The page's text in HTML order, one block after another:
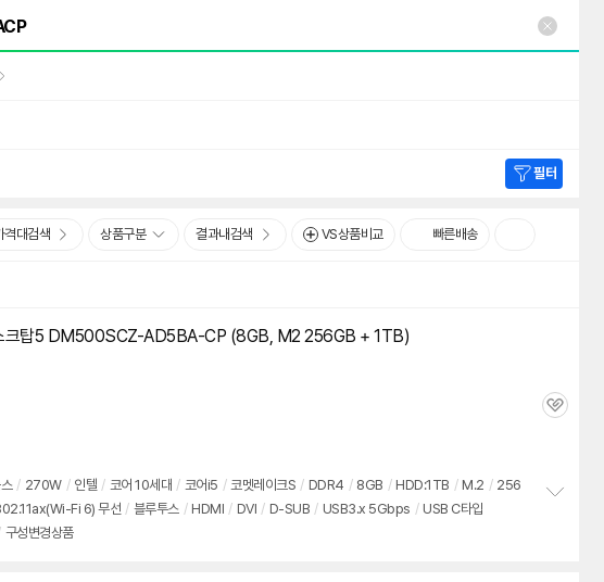
필터
격대검색 상품구분 결과내검색 VS상품비교 빠른배송
크탑5 DM500SCZ-AD5BA-CP (8GB, M2 256GB + 1TB)
관
/ 270W / 인텔 / 코어 10세대 / 코어i5 / 코멧레이크S / DDR4 / 8GB / HDD:1TB / M.2 / 256
Fi 6) 무선 / 블루투스 / HDMI / DVI / D-SUB / USB3.x 5Gbps / USB C타입
구성변경상품